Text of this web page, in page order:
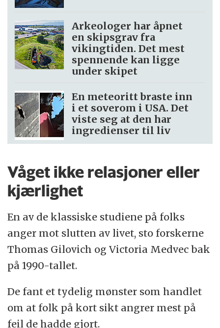
Arkeologer har åpnet
en skipsgrav fra
vikingtiden. Det mest
spennende kan ligge
under skipet
En meteoritt braste inn
i et soverom i USA. Det
viste seg at den har
ingredienser til liv
Våget ikke relasjoner eller
kjærlighet
En av de klassiske studiene på folks
anger mot slutten av livet, sto forskerne
Thomas Gilovich og Victoria Medvec bak
på 1990-tallet.
De fant et tydelig mønster som handlet
om at folk på kort sikt angrer mest på
feil de hadde gjort.